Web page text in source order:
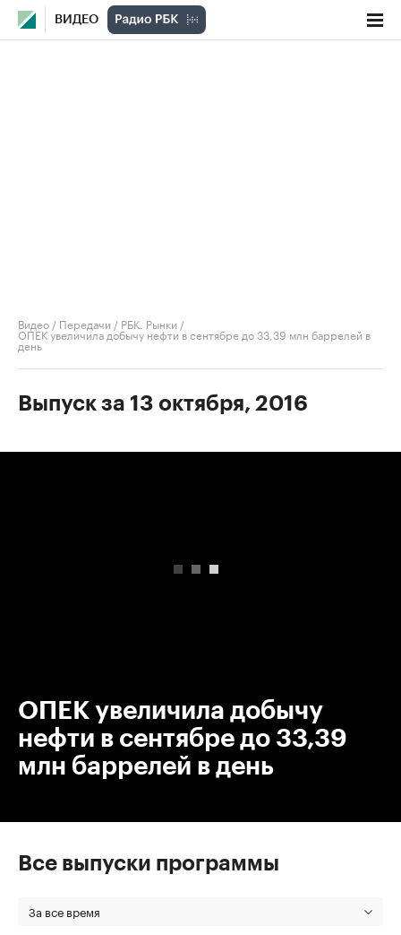
ВИДЕО
Видео / Передачи / РБК. Рынки /
ОПЕК увеличила добычу нефти в сентябре до 33,39 млн баррелей в
день
Выпуск за 13 октября, 2016
ОПЕК увеличила добычу
нефти в сентябре до 33,39
млн баррелей в день
Все выпуски программы
За все время